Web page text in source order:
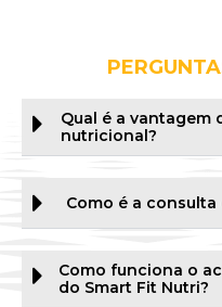
Qual é a vantagem
nutricional?
Como é a
Como funciona o
do Smart Fit Nutri?